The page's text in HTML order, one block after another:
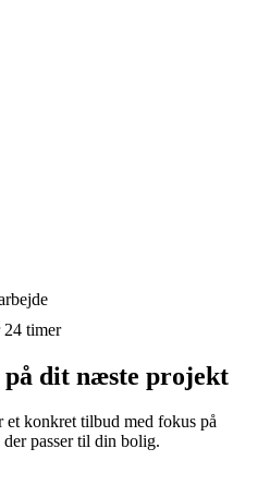
24 timer
dit næste projekt
konkret tilbud med fokus på
passer til din bolig.